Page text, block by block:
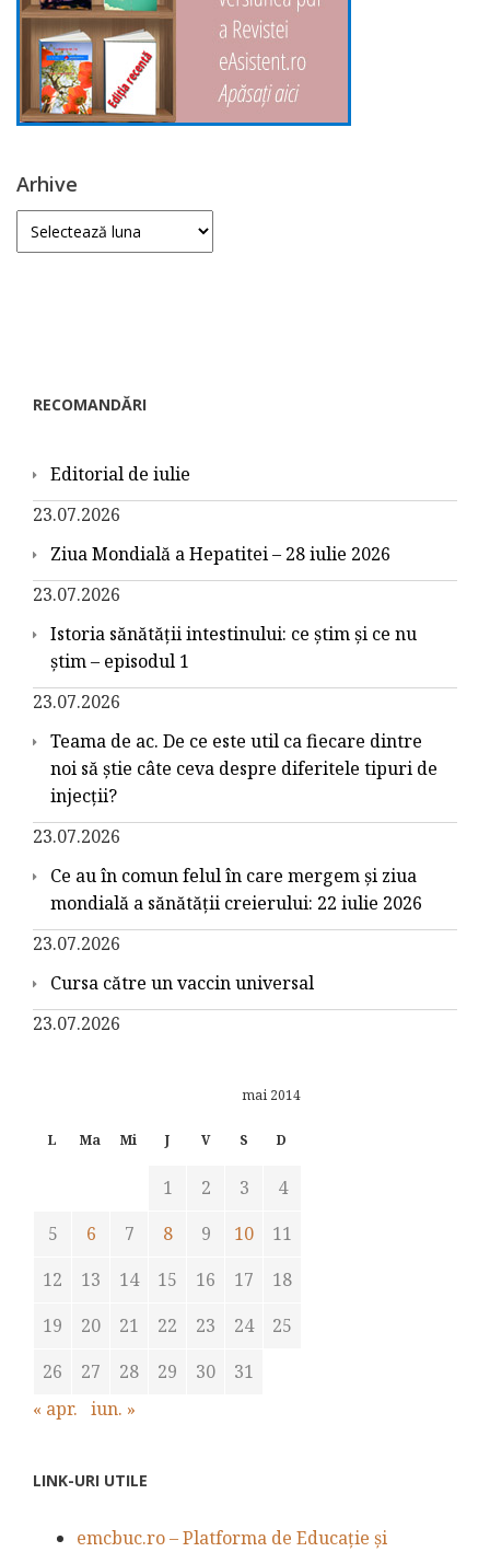
Arhive
Arhive
RECOMANDĂRI
Editorial de iulie
23.07.2026
Ziua Mondială a Hepatitei – 28 iulie 2026
23.07.2026
Istoria sănătății intestinului: ce știm și ce nu
știm – episodul 1
23.07.2026
Teama de ac. De ce este util ca fiecare dintre
noi să știe câte ceva despre diferitele tipuri de
injecții?
23.07.2026
Ce au în comun felul în care mergem și ziua
mondială a sănătății creierului: 22 iulie 2026
23.07.2026
Cursa către un vaccin universal
23.07.2026
mai 2014
L Ma Mi J V S D
1 2 3
4
5
6 7 8 9 10
11
12
13 14 15 16 17
18
19
20 21 22 23 24
25
26
27 28 29 30
31
« apr. iun. »
LINK-URI UTILE
emcbuc.ro – Platforma de Educație și